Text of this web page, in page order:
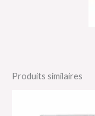
Produits similaires